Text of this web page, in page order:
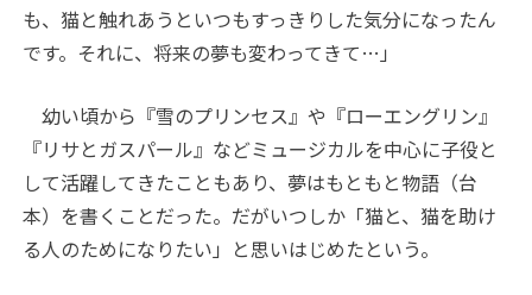
も、猫と触れあうといつもすっきりした気分になったん
です。それに、将来の夢も変わってきて…」
幼い頃から『雪のプリンセス』や『ローエングリン』
『リサとガスパール』などミュージカルを中心に子役と
して活躍してきたこともあり、夢はもともと物語（台
本）を書くことだった。だがいつしか「猫と、猫を助け
る人のためになりたい」と思いはじめたという。